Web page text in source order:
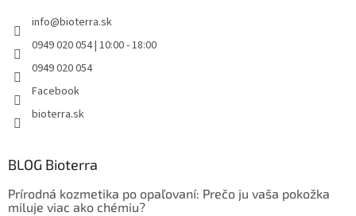
info@bioterra.sk
0949 020 054 | 10:00 - 18:00
0949 020 054
Facebook
bioterra.sk
BLOG Bioterra
Prírodná kozmetika po opaľovaní: Prečo ju vaša pokožka
miluje viac ako chémiu?